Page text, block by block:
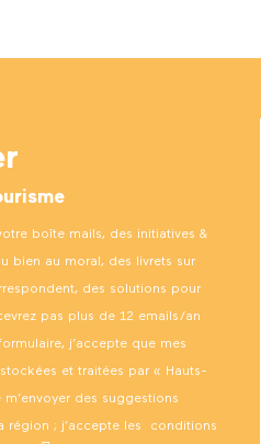
boîte mails, des initiatives &
bien au moral, des livrets sur
des solutions pour
pas plus de 12 emails/an
j’accepte que mes
et traitées par « Hauts-
des suggestions
région ; j’accepte les conditions